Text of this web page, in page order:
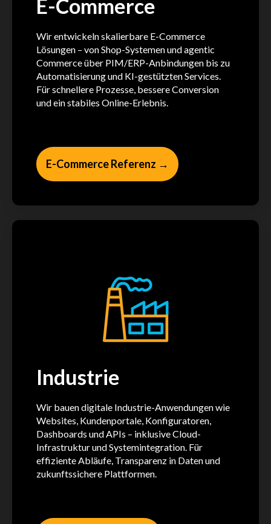
E-Commerce
Wir entwickeln skalierbare E-Commerce
Lösungen – von Shop-Systemen und agentic
Commerce über PIM/ERP-Anbindungen bis zu
Automatisierung und KI-gestützten Services.
Für schnellere Prozesse, bessere Conversion
und ein stabiles Online-Erlebnis.
E-Commerce Referenz →
Industrie
Wir bauen digitale Industrie-Anwendungen wie
Websites, Kundenportale, Konfiguratoren,
Dashboards und APIs – inklusive Cloud-
Infrastruktur und Systemintegration. Für
effiziente Abläufe, Transparenz in Daten und
zukunftssichere Plattformen.